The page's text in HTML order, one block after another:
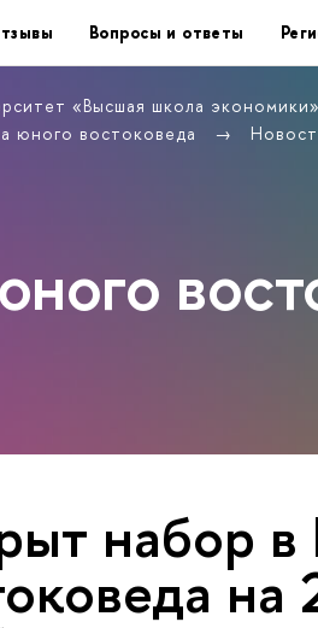
Вопросы и ответы
«Высшая школа экономики»
юного востоковеда
набор